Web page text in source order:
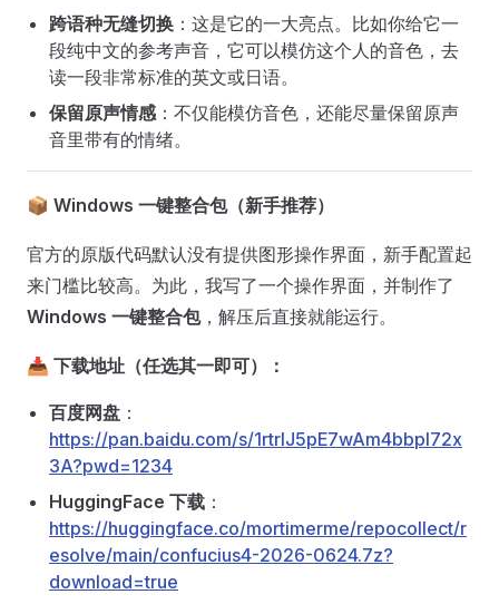
跨语种无缝切换 ：这是它的一大亮点。比如你给它一
段纯中文的参考声音，它可以模仿这个人的音色，去
读一段非常标准的英文或日语。
保留原声情感：不仅能模仿音色，还能尽量保留原声
音里带有的情绪。
📦 Windows 一键整合包（新手推荐）
官方的原版代码默认没有提供图形操作界面，新手配置起
来门槛比较高。为此，我写了一个操作界面，并制作了
Windows 一键整合包，解压后直接就能运行。
📥 下载地址（任选其一即可）：
百度网盘 ：
https://pan.baidu.com/s/1rtrlJ5pE7wAm4bbpl72x
3A?pwd=1234
HuggingFace 下载 ：
https://huggingface.co/mortimerme/repocollect/r
esolve/main/confucius4-2026-0624.7z?
download=true